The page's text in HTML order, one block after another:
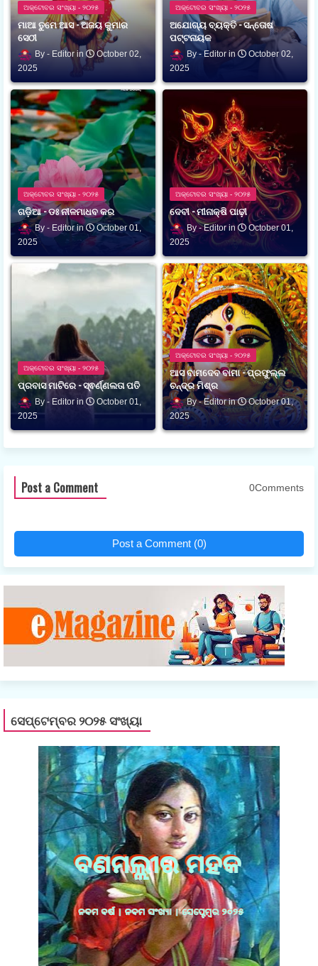
ଅକ୍ଟୋବର ସଂଖ୍ୟା - ୨୦୨୫
ମାଆ ତୁମେ ଆସ - ଅଜୟ କୁମାର
ସେଠୀ
Editor
October 02,
2025
ଅକ୍ଟୋବର ସଂଖ୍ୟା - ୨୦୨୫
ଅଯୋଗ୍ୟ ବ୍ୟକ୍ତି - ସନ୍ତୋଷ
ପଟ୍ଟନାୟକ
Editor
October 02,
2025
ଅକ୍ଟୋବର ସଂଖ୍ୟା - ୨୦୨୫
ଗଡ଼ିଆ - ଡଃ ନୀଳମାଧବ କର
Editor
October 01,
2025
ଅକ୍ଟୋବର ସଂଖ୍ୟା - ୨୦୨୫
ଦେବୀ - ମୀନାକ୍ଷି ପାଢ଼ୀ
Editor
October 01,
2025
ଅକ୍ଟୋବର ସଂଖ୍ୟା - ୨୦୨୫
ପ୍ରବାସ ମାଟିରେ - ସ୍ଵର୍ଣ୍ଣଲତା ପତି
Editor
October 01,
2025
ଅକ୍ଟୋବର ସଂଖ୍ୟା - ୨୦୨୫
ଆସ ବାମଦେବ ବାମା - ପ୍ରଫୁଲ୍ଲ
ଚନ୍ଦ୍ର ମିଶ୍ର
Editor
October 01,
2025
Post a Comment 0Comments
Post a Comment (0)
ସେପ୍ଟେମ୍ବର ୨୦୨୫ ସଂଖ୍ୟା